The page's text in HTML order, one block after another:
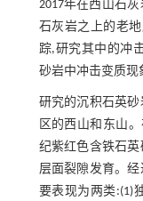
2017年在西山石
石灰岩之上的老
踪,研究其中的冲
砂岩中冲击变质现
研究的沉积石英
区的西山和东山
纪紫红色含铁石
层面裂隙发育。
要表现为两类:(1)